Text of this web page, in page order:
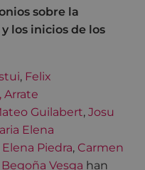
sobre la
los inicios de los
, Felix
Arrate
Guilabert, Josu
Elena
Elena Piedra, Carmen
Begoña Vesga han